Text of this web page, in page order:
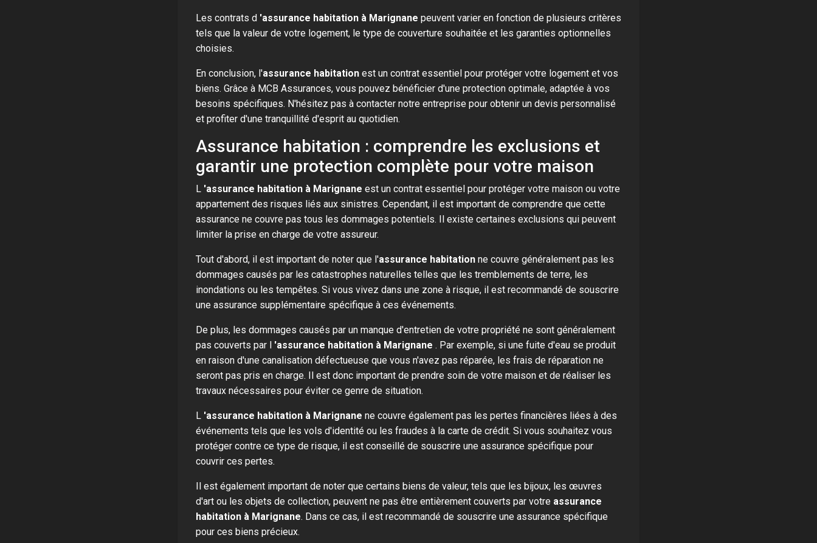
Les contrats d 'assurance habitation à Marignane peuvent varier en fonction de plusieurs critères
tels que la valeur de votre logement, le type de couverture souhaitée et les garanties optionnelles
choisies.
En conclusion, l'assurance habitation est un contrat essentiel pour protéger votre logement et vos
biens. Grâce à MCB Assurances, vous pouvez bénéficier d'une protection optimale, adaptée à vos
besoins spécifiques. N'hésitez pas à contacter notre entreprise pour obtenir un devis personnalisé
et profiter d'une tranquillité d'esprit au quotidien.
Assurance habitation : comprendre les exclusions et
garantir une protection complète pour votre maison
L 'assurance habitation à Marignane est un contrat essentiel pour protéger votre maison ou votre
appartement des risques liés aux sinistres. Cependant, il est important de comprendre que cette
assurance ne couvre pas tous les dommages potentiels. Il existe certaines exclusions qui peuvent
limiter la prise en charge de votre assureur.
Tout d'abord, il est important de noter que l'assurance habitation ne couvre généralement pas les
dommages causés par les catastrophes naturelles telles que les tremblements de terre, les
inondations ou les tempêtes. Si vous vivez dans une zone à risque, il est recommandé de souscrire
une assurance supplémentaire spécifique à ces événements.
De plus, les dommages causés par un manque d'entretien de votre propriété ne sont généralement
pas couverts par l 'assurance habitation à Marignane . Par exemple, si une fuite d'eau se produit
en raison d'une canalisation défectueuse que vous n'avez pas réparée, les frais de réparation ne
seront pas pris en charge. Il est donc important de prendre soin de votre maison et de réaliser les
travaux nécessaires pour éviter ce genre de situation.
L 'assurance habitation à Marignane ne couvre également pas les pertes financières liées à des
événements tels que les vols d'identité ou les fraudes à la carte de crédit. Si vous souhaitez vous
protéger contre ce type de risque, il est conseillé de souscrire une assurance spécifique pour
couvrir ces pertes.
Il est également important de noter que certains biens de valeur, tels que les bijoux, les œuvres
d'art ou les objets de collection, peuvent ne pas être entièrement couverts par votre assurance
habitation à Marignane. Dans ce cas, il est recommandé de souscrire une assurance spécifique
pour ces biens précieux.